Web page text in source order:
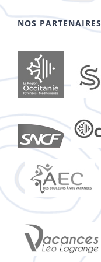
NOS PARTENAIRES